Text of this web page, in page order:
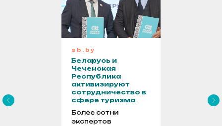
sb.by
Беларусь и
Чеченская
Республика
активизируют
сотрудничество в
сфере туризма
Более сотни
экспертов